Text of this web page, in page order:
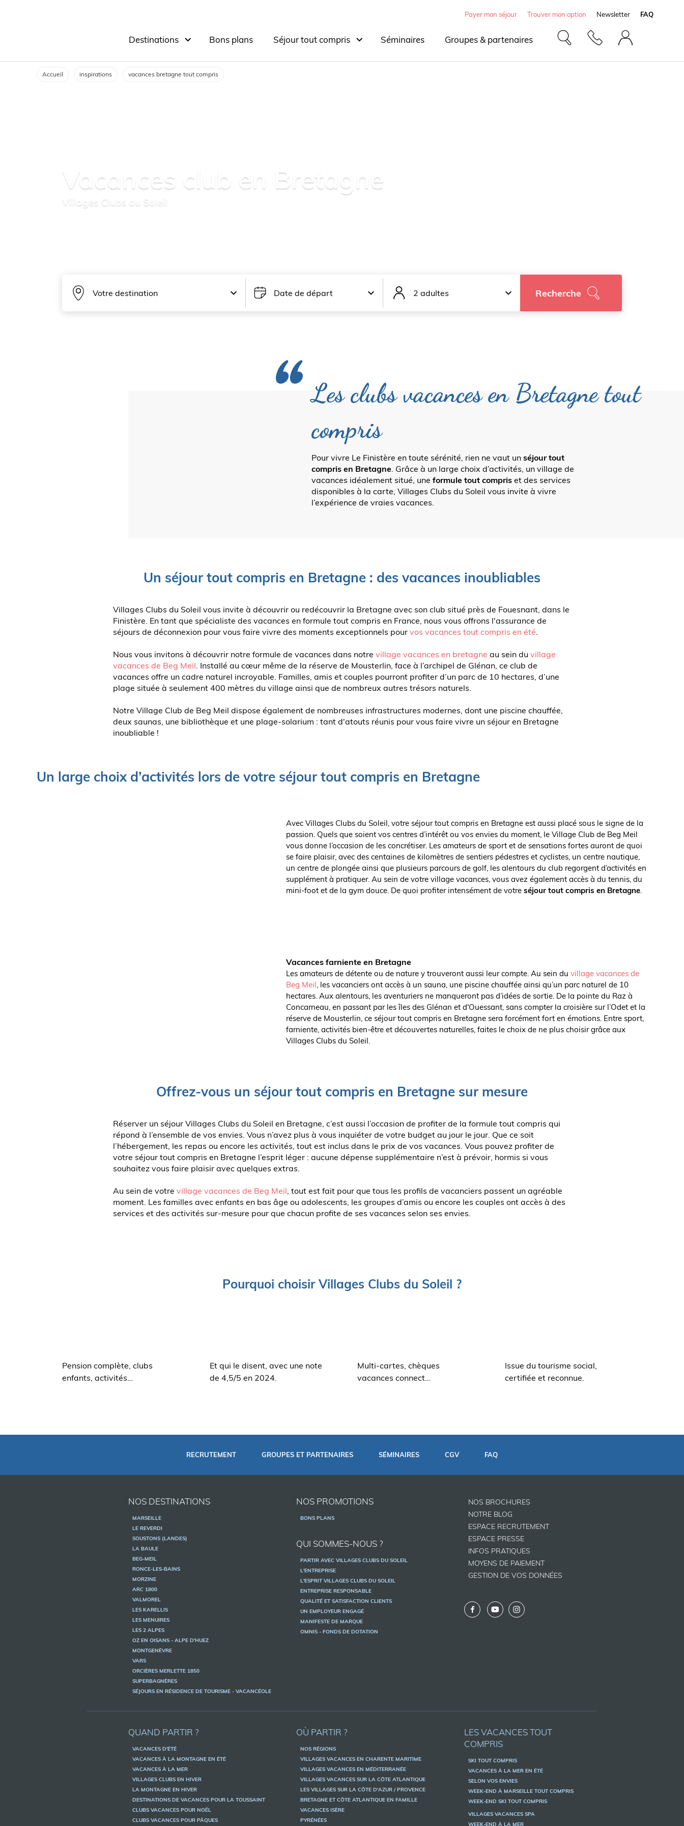
Destinations Bons plans Séjour tout compris Séminaires Groupes & partenaires
Payer mon séjour Trouver mon option Newsletter FAQ
Accueil inspirations vacances bretagne tout compris
Vacances club en Bretagne
Villages Clubs du Soleil
Votre destination Date de départ 2 adultes Recherche
Les clubs vacances en Bretagne tout
compris
Pour vivre Le Finistère en toute sérénité, rien ne vaut un séjour tout
compris en Bretagne. Grâce à un large choix d’activités, un village de
vacances idéalement situé, une formule tout compris et des services
disponibles à la carte, Villages Clubs du Soleil vous invite à vivre
l’expérience de vraies vacances.
Un séjour tout compris en Bretagne : des vacances inoubliables
Villages Clubs du Soleil vous invite à découvrir ou redécouvrir la Bretagne avec son club situé près de Fouesnant, dans le
Finistère. En tant que spécialiste des vacances en formule tout compris en France, nous vous offrons l'assurance de
séjours de déconnexion pour vous faire vivre des moments exceptionnels pour vos vacances tout compris en été.
Nous vous invitons à découvrir notre formule de vacances dans notre village vacances en bretagne au sein du village
vacances de Beg Meil. Installé au cœur même de la réserve de Mousterlin, face à l’archipel de Glénan, ce club de
vacances offre un cadre naturel incroyable. Familles, amis et couples pourront profiter d’un parc de 10 hectares, d’une
plage située à seulement 400 mètres du village ainsi que de nombreux autres trésors naturels.
Notre Village Club de Beg Meil dispose également de nombreuses infrastructures modernes, dont une piscine chauffée,
deux saunas, une bibliothèque et une plage-solarium : tant d'atouts réunis pour vous faire vivre un séjour en Bretagne
inoubliable !
Un large choix d’activités lors de votre séjour tout compris en Bretagne
Avec Villages Clubs du Soleil, votre séjour tout compris en Bretagne est aussi placé sous le signe de la
passion. Quels que soient vos centres d’intérêt ou vos envies du moment, le Village Club de Beg Meil
vous donne l’occasion de les concrétiser. Les amateurs de sport et de sensations fortes auront de quoi
se faire plaisir, avec des centaines de kilomètres de sentiers pédestres et cyclistes, un centre nautique,
un centre de plongée ainsi que plusieurs parcours de golf, les alentours du club regorgent d’activités en
supplément à pratiquer. Au sein de votre village vacances, vous avez également accès à du tennis, du
mini-foot et de la gym douce. De quoi profiter intensément de votre séjour tout compris en Bretagne
Vacances farniente en Bretagne
Les amateurs de détente ou de nature y trouveront aussi leur compte. Au sein du village vacances de
Beg Meil , les vacanciers ont accès à un sauna, une piscine chauffée ainsi qu’un parc naturel de 10
hectares. Aux alentours, les aventuriers ne manqueront pas d’idées de sortie. De la pointe du Raz à
Concarneau, en passant par les îles des Glénan et d'Ouessant, sans compter la croisière sur l’Odet et la
réserve de Mousterlin, ce séjour tout compris en Bretagne sera forcément fort en émotions. Entre sport,
farniente, activités bien-être et découvertes naturelles, faites le choix de ne plus choisir grâce aux
Villages Clubs du Soleil.
Offrez-vous un séjour tout compris en Bretagne sur mesure
Réserver un séjour Villages Clubs du Soleil en Bretagne, c’est aussi l’occasion de profiter de la formule tout compris qui
répond à l’ensemble de vos envies. Vous n’avez plus à vous inquiéter de votre budget au jour le jour. Que ce soit
l’hébergement, les repas ou encore les activités, tout est inclus dans le prix de vos vacances. Vous pouvez profiter de
votre séjour tout compris en Bretagne l’esprit léger : aucune dépense supplémentaire n’est à prévoir, hormis si vous
souhaitez vous faire plaisir avec quelques extras.
Au sein de votre village vacances de Beg Meil, tout est fait pour que tous les profils de vacanciers passent un agréable
moment. Les familles avec enfants en bas âge ou adolescents, les groupes d’amis ou encore les couples ont accès à des
services et des activités sur-mesure pour que chacun profite de ses vacances selon ses envies.
Pourquoi choisir Villages Clubs du Soleil ?
Pension complète, clubs
enfants, activités…
Et qui le disent, avec une note
de 4,5/5 en 2024.
Multi-cartes, chèques
vacances connect…
Issue du tourisme social,
certifiée et reconnue.
RECRUTEMENT GROUPES ET PARTENAIRES SÉMINAIRES CGV FAQ
NOS DESTINATIONS
MARSEILLE
LE REVERDI
SOUSTONS (LANDES)
LA BAULE
BEG-MEIL
RONCE-LES-BAINS
MORZINE
ARC 1800
VALMOREL
LES KARELLIS
LES MENUIRES
LES 2 ALPES
OZ EN OISANS - ALPE D'HUEZ
MONTGENÈVRE
VARS
ORCIÈRES MERLETTE 1850
SUPERBAGNÈRES
SÉJOURS EN RÉSIDENCE DE TOURISME - VACANCÉOLE
NOS PROMOTIONS
BONS PLANS
QUI SOMMES-NOUS ?
PARTIR AVEC VILLAGES CLUBS DU SOLEIL
L'ENTREPRISE
L'ESPRIT VILLAGES CLUBS DU SOLEIL
ENTREPRISE RESPONSABLE
QUALITÉ ET SATISFACTION CLIENTS
UN EMPLOYEUR ENGAGÉ
MANIFESTE DE MARQUE
OMNIS - FONDS DE DOTATION
NOS BROCHURES
NOTRE BLOG
ESPACE RECRUTEMENT
ESPACE PRESSE
INFOS PRATIQUES
MOYENS DE PAIEMENT
GESTION DE VOS DONNÉES
QUAND PARTIR ?
VACANCES D'ÉTÉ
VACANCES À LA MONTAGNE EN ÉTÉ
VACANCES À LA MER
VILLAGES CLUBS EN HIVER
LA MONTAGNE EN HIVER
DESTINATIONS DE VACANCES POUR LA TOUSSAINT
CLUBS VACANCES POUR NOËL
CLUBS VACANCES POUR PÂQUES
OÙ PARTIR ?
NOS RÉGIONS
VILLAGES VACANCES EN CHARENTE MARITIME
VILLAGES VACANCES EN MÉDITERRANÉE
VILLAGES VACANCES SUR LA CÔTE ATLANTIQUE
LES VILLAGES SUR LA CÔTE D'AZUR / PROVENCE
BRETAGNE ET CÔTE ATLANTIQUE EN FAMILLE
VACANCES ISÈRE
PYRÉNÉES
LES VACANCES TOUT
COMPRIS
SKI TOUT COMPRIS
VACANCES À LA MER EN ÉTÉ
SELON VOS ENVIES
WEEK-END À MARSEILLE TOUT COMPRIS
WEEK-END SKI TOUT COMPRIS
VILLAGES VACANCES SPA
WEEK-END À LA MER